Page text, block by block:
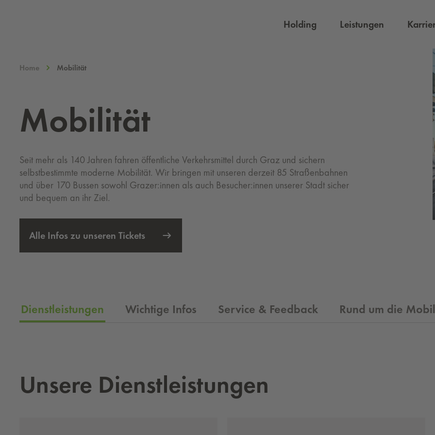
Holding Leistungen
Home Mobilität
Mo­bi­li­tät
Seit mehr als 140 Jahren fahren öffentliche Verkehrsmittel durch Graz und sichern
selbstbestimmte moderne Mobilität. Wir bringen mit unseren derzeit 85 Straßenbahnen
und über 170 Bussen sowohl Grazer:innen als auch Besucher:innen unserer Stadt sicher
und bequem an ihr Ziel.
Alle Infos zu unseren Tickets
Dienstleistungen Wichtige Infos Service & Feedback Rund um die
Un­se­re Dienst­leis­tun­gen